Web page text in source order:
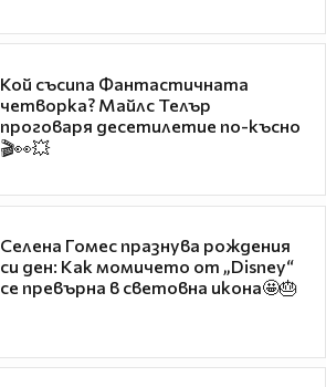
Кой съсипа Фантастичната
четворка? Майлс Телър
проговаря десетилетие по-късно
🎬👀💥
Селена Гомес празнува рождения
си ден: Как момичето от „Disney“
се превърна в световна икона🤩🎂